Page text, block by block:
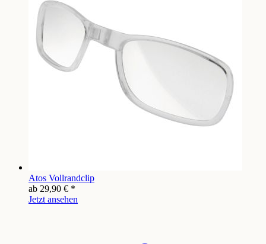
Atos Vollrandclip
ab 29,90 € *
Jetzt ansehen